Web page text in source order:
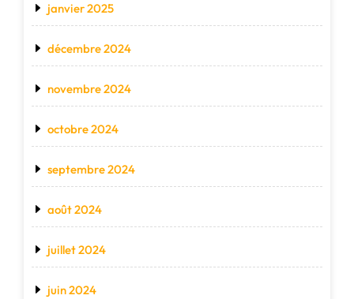
janvier 2025
décembre 2024
novembre 2024
octobre 2024
septembre 2024
août 2024
juillet 2024
juin 2024